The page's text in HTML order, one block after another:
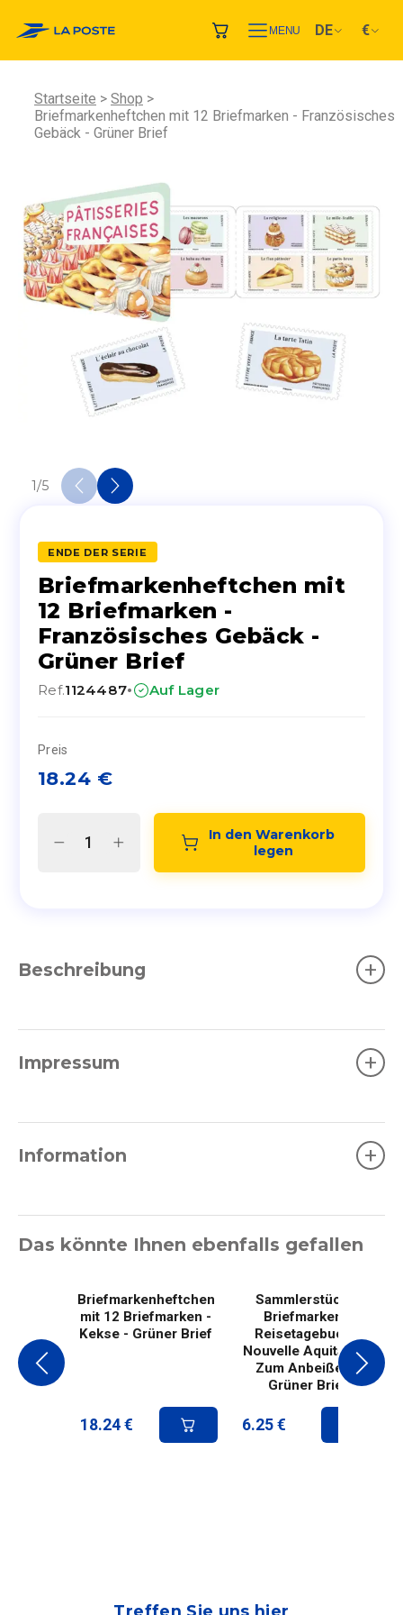
MENU DE €
Startseite
Shop
Briefmarkenheftchen mit 12 Briefmarken - Französisches
Gebäck - Grüner Brief
1/5
ENDE DER SERIE
Briefmarkenheftchen mit
12 Briefmarken -
Französisches Gebäck -
Grüner Brief
Ref.1124487· Auf Lager
Preis
18.24 €
In den Warenkorb
legen
Beschreibung +
Impressum +
Information +
Das könnte Ihnen ebenfalls gefallen
Briefmarkenheftchen
mit 12 Briefmarken -
Kekse - Grüner Brief
18.24 €
Sammlerstück 4
Briefmarken -
Reisetagebuch -
Nouvelle Aquitaine -
Zum Anbeißen -
Grüner Brief
6.25 €